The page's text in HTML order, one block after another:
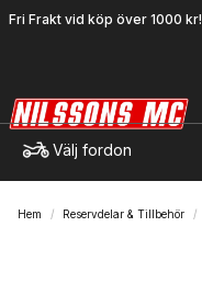
Fri Frakt vid köp över 1000 kr!
Välj fordon
Hem Reservdelar & Tillbehör